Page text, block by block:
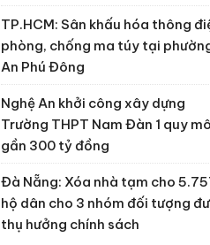
TP.HCM: Sân khấu hóa thông
phòng, chống ma túy tại
An Phú Đông
Nghệ An khởi công xây dựng
Trường THPT Nam Đàn 1 quy mô
gần 300 tỷ đồng
Đà Nẵng: Xóa nhà tạm cho
hộ dân cho 3 nhóm đối tượng
thụ hưởng chính sách